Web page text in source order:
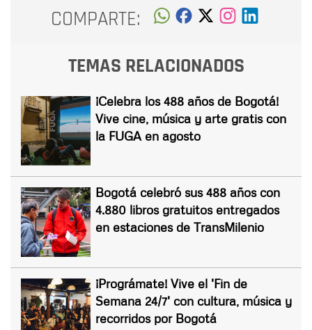
COMPARTE:
TEMAS RELACIONADOS
¡Celebra los 488 años de Bogotá!
Vive cine, música y arte gratis con
la FUGA en agosto
Bogotá celebró sus 488 años con
4.880 libros gratuitos entregados
en estaciones de TransMilenio
¡Prográmate! Vive el 'Fin de
Semana 24/7' con cultura, música y
recorridos por Bogotá